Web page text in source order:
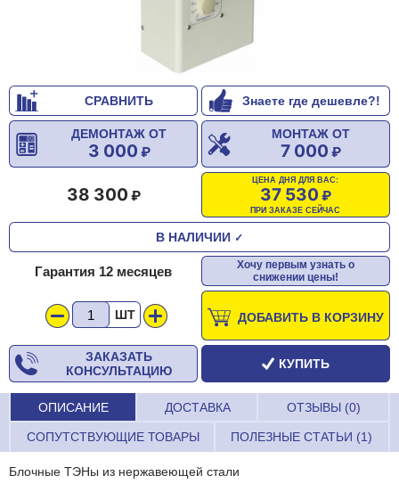
СРАВНИТЬ Знаете где дешевле?!
МОНТАЖ ОТ
7 000
ДЕМОНТАЖ ОТ
3 000
ЦЕНА ДНЯ ДЛЯ ВАС:
37 530
ПРИ ЗАКАЗЕ СЕЙЧАС
38 300
В НАЛИЧИИ ✓
Гарантия 12 месяцев
Хочу первым узнать о
снижении цены!
ШТ ДОБАВИТЬ В КОРЗИНУ
ЗАКАЗАТЬ
КОНСУЛЬТАЦИЮ
КУПИТЬ
ОПИСАНИЕ ДОСТАВКА ОТЗЫВЫ (0)
СОПУТСТВУЮЩИЕ ТОВАРЫ ПОЛЕЗНЫЕ СТАТЬИ (1)
Блочные ТЭНы из нержавеющей стали